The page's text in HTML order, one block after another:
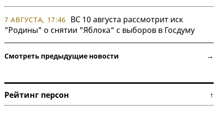
7 АВГУСТА, 17:46
ВС 10 августа рассмотрит иск
"Родины" о снятии "Яблока" с выборов в Госдуму
Смотреть предыдущие новости →
Рейтинг персон ↑